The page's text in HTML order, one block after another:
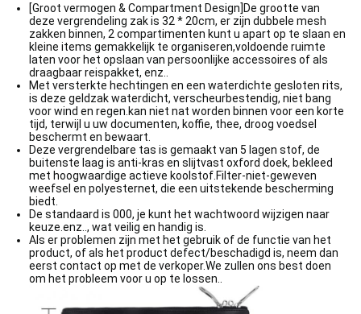
[Groot vermogen & Compartment Design]De grootte van
deze vergrendeling zak is 32 * 20cm, er zijn dubbele mesh
zakken binnen, 2 compartimenten kunt u apart op te slaan en
kleine items gemakkelijk te organiseren,voldoende ruimte
laten voor het opslaan van persoonlijke accessoires of als
draagbaar reispakket, enz..
Met versterkte hechtingen en een waterdichte gesloten rits,
is deze geldzak waterdicht, verscheurbestendig, niet bang
voor wind en regen.kan niet nat worden binnen voor een korte
tijd, terwijl u uw documenten, koffie, thee, droog voedsel
beschermt en bewaart.
Deze vergrendelbare tas is gemaakt van 5 lagen stof, de
buitenste laag is anti-kras en slijtvast oxford doek, bekleed
met hoogwaardige actieve koolstof.Filter-niet-geweven
weefsel en polyesternet, die een uitstekende bescherming
biedt.
De standaard is 000, je kunt het wachtwoord wijzigen naar
keuze.enz.., wat veilig en handig is.
Als er problemen zijn met het gebruik of de functie van het
product, of als het product defect/beschadigd is, neem dan
eerst contact op met de verkoper.We zullen ons best doen
om het probleem voor u op te lossen..